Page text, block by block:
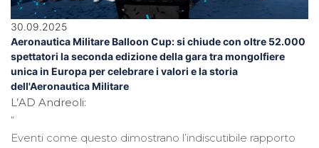
30.09.2025
Aeronautica Militare Balloon Cup: si chiude con oltre 52.000
spettatori la seconda edizione della gara tra mongolfiere
unica in Europa per celebrare i valori e la storia
dell'Aeronautica Militare
L’AD Andreoli:
“
Eventi come questo dimostrano l’indiscutibile rapporto